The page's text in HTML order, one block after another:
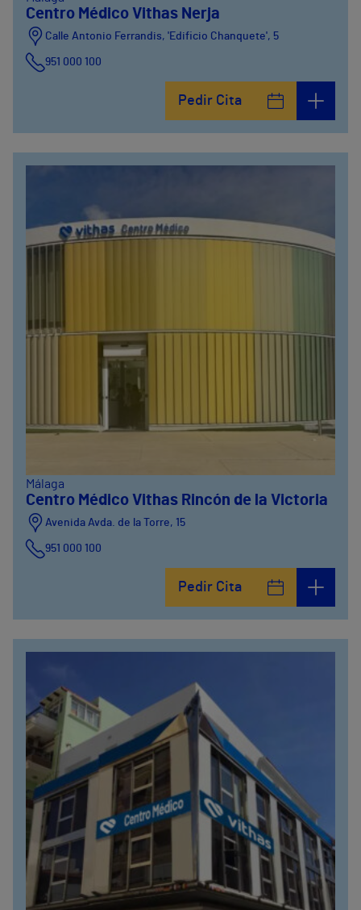
Centro Médico Vithas Nerja
Calle Antonio Ferrandis, 'Edificio Chanquete', 5
951 000 100
Pedir Cita
Málaga
Centro Médico Vithas Rincón de la Victoria
Avenida Avda. de la Torre, 15
951 000 100
951 000 100
Pedir Cita